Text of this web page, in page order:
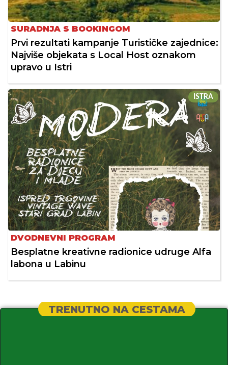
SURADNJA S BOOKINGOM
Prvi rezultati kampanje Turističke zajednice:
Najviše objekata s Local Host oznakom
upravo u Istri
ISTRA
DVODNEVNI PROGRAM
Besplatne kreativne radionice udruge Alfa
labona u Labinu
TRENUTNO NA CESTAMA